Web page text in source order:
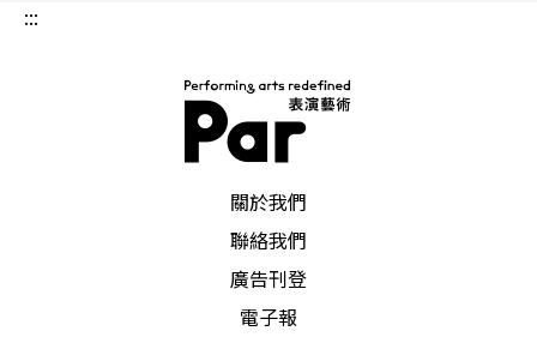
:::
關於我們
聯絡我們
廣告刊登
電子報